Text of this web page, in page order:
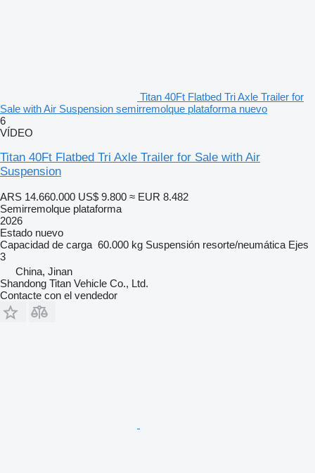
Titan 40Ft Flatbed Tri Axle Trailer for
Sale with Air Suspension semirremolque plataforma nuevo
6
VÍDEO
Titan 40Ft Flatbed Tri Axle Trailer for Sale with Air
Suspension
ARS 14.660.000 US$ 9.800 ≈ EUR 8.482
Semirremolque plataforma
2026
Estado nuevo
Capacidad de carga 60.000 kg Suspensión resorte/neumática Ejes
3
China, Jinan
Shandong Titan Vehicle Co., Ltd.
Contacte con el vendedor